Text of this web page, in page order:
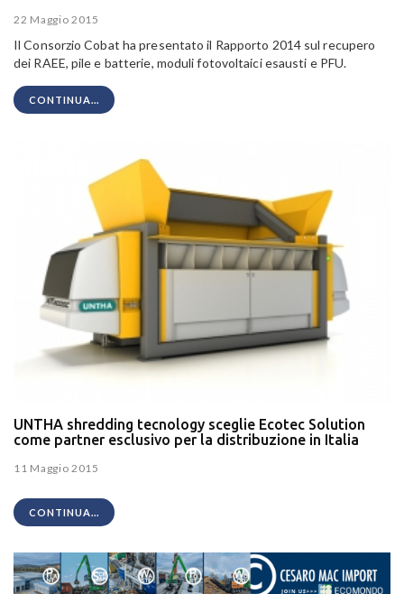
22 Maggio 2015
Il Consorzio Cobat ha presentato il Rapporto 2014 sul recupero
dei RAEE, pile e batterie, moduli fotovoltaici esausti e PFU.
CONTINUA...
UNTHA shredding tecnology sceglie Ecotec Solution
come partner esclusivo per la distribuzione in Italia
11 Maggio 2015
CONTINUA...